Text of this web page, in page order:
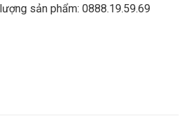
sản phẩm: 0888.19.59.69